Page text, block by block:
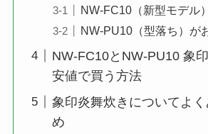
NW-FC10（新型モデル
NW-PU10（型落ち）が
NW-FC10とNW-PU10 象
安値で買う方法
象印炎舞炊きについてよ
め